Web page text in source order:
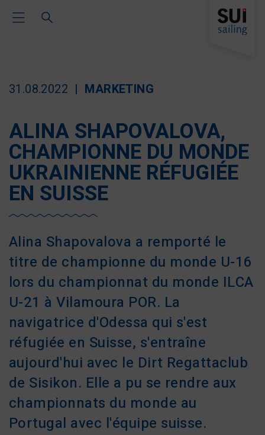
Toggle Main Navigation
31.08.2022 MARKETING
ALINA SHAPOVALOVA,
CHAMPIONNE DU MONDE
UKRAINIENNE RÉFUGIÉE
EN SUISSE
Alina Shapovalova a remporté le
titre de championne du monde U-16
lors du championnat du monde ILCA
U-21 à Vilamoura POR. La
navigatrice d'Odessa qui s'est
réfugiée en Suisse, s'entraîne
aujourd'hui avec le Dirt Regattaclub
de Sisikon. Elle a pu se rendre aux
championnats du monde au
Portugal avec l'équipe suisse.